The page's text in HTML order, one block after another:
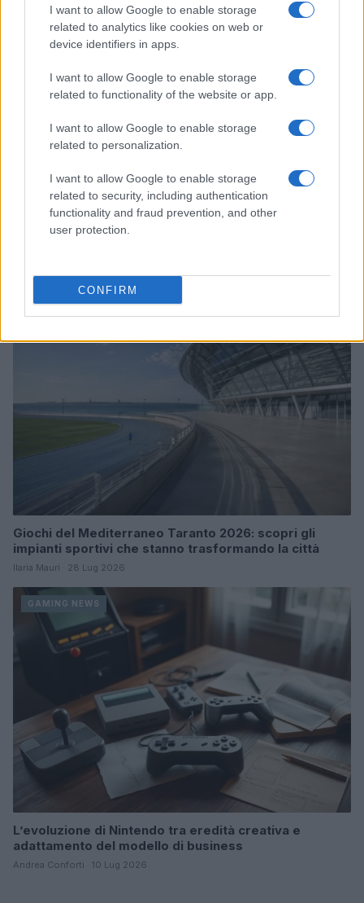
I want to allow Google to enable storage
related to analytics like cookies on web or
device identifiers in apps.
I want to allow Google to enable storage
related to functionality of the website or app.
I want to allow Google to enable storage
related to personalization.
I want to allow Google to enable storage
related to security, including authentication
functionality and fraud prevention, and other
user protection.
CONFIRM
GAMING NEWS
William, Kate e i principini in Scozia per i giochi del
GAMING NEWS
Giochi del Mediterraneo Taranto 2026: scopri gli
impianti sportivi che stanno trasformando la città
Ilaria Mauri · 28 Lug 2026
GAMING NEWS
L’evoluzione di Nintendo tra eredità creativa e
adattamento del modello di business
Andrea Conforti · 10 Lug 2026